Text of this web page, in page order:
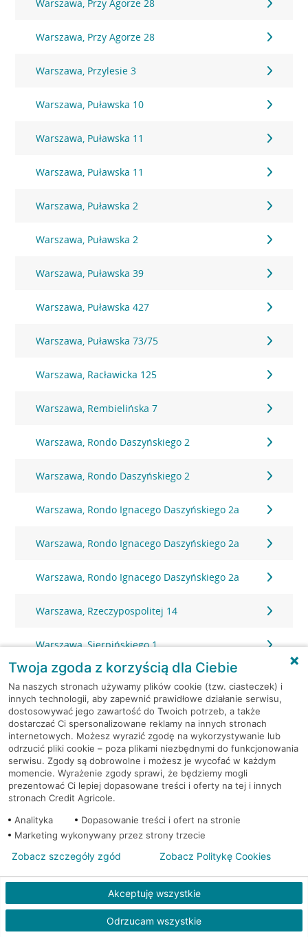
Warszawa, Przy Agorze 28
Warszawa, Przy Agorze 28
Warszawa, Przylesie 3
Warszawa, Puławska 10
Warszawa, Puławska 11
Warszawa, Puławska 11
Warszawa, Puławska 2
Warszawa, Puławska 2
Warszawa, Puławska 39
Warszawa, Puławska 427
Warszawa, Puławska 73/75
Warszawa, Racławicka 125
Warszawa, Rembielińska 7
Warszawa, Rondo Daszyńskiego 2
Warszawa, Rondo Daszyńskiego 2
Warszawa, Rondo Ignacego Daszyńskiego 2a
Warszawa, Rondo Ignacego Daszyńskiego 2a
Warszawa, Rondo Ignacego Daszyńskiego 2a
Warszawa, Rzeczypospolitej 14
Warszawa, Sierpińskiego 1
Warszawa, Skarbka z Gór 116
Warszawa, Słomińskiego 7
Warszawa, Sokołowska 11
Warszawa, Solec 32/34
Warszawa, Solidarności 95
Warszawa, Stawki 6.
Warszawa, Strażacka 104
Twoja zgoda z korzyścią dla Ciebie
Na naszych stronach używamy plików cookie (tzw. ciasteczek) i
innych technologii, aby zapewnić prawidłowe działanie serwisu,
dostosowywać jego zawartość do Twoich potrzeb, a także
dostarczać Ci spersonalizowane reklamy na innych stronach
internetowych. Możesz wyrazić zgodę na wykorzystywanie lub
odrzucić pliki cookie – poza plikami niezbędnymi do funkcjonowania
serwisu. Zgody są dobrowolne i możesz je wycofać w każdym
momencie. Wyrażenie zgody sprawi, że będziemy mogli
prezentować Ci lepiej dopasowane treści i oferty na tej i innych
stronach Credit Agricole.
Analityka
Dopasowanie treści i ofert na stronie
Marketing wykonywany przez strony trzecie
Akceptuję wszystkie
Odrzucam wszystkie
Zobacz szczegóły zgód Zobacz Politykę Cookies